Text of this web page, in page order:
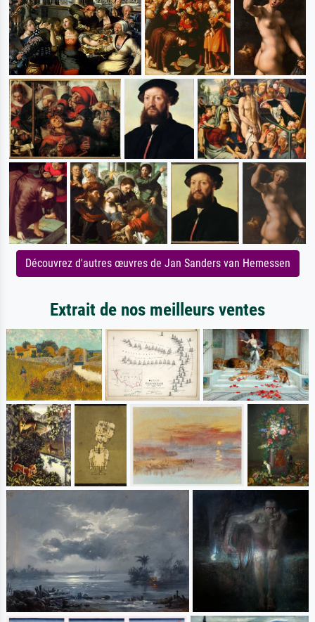
Découvrez d'autres œuvres de Jan Sanders van Hemessen
Extrait de nos meilleurs ventes